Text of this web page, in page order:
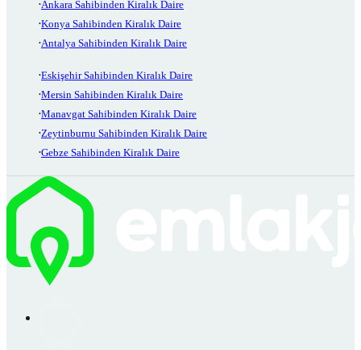
Ankara Sahibinden Kiralık Daire
Konya Sahibinden Kiralık Daire
Antalya Sahibinden Kiralık Daire
Eskişehir Sahibinden Kiralık Daire
Mersin Sahibinden Kiralık Daire
Manavgat Sahibinden Kiralık Daire
Zeytinburnu Sahibinden Kiralık Daire
Gebze Sahibinden Kiralık Daire